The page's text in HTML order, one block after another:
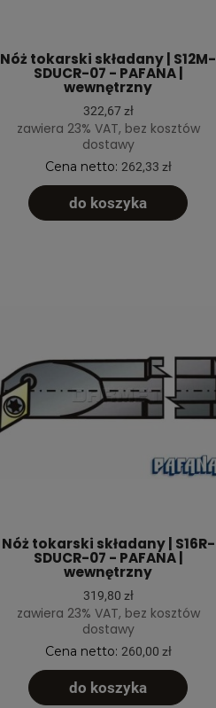
Nóż tokarski składany | S12M-
SDUCR-07 - PAFANA |
wewnętrzny
322,67 zł
zawiera 23% VAT, bez kosztów
dostawy
Cena netto: 262,33 zł
do koszyka
Nóż tokarski składany | S16R-
SDUCR-07 - PAFANA |
wewnętrzny
319,80 zł
zawiera 23% VAT, bez kosztów
dostawy
Cena netto: 260,00 zł
do koszyka